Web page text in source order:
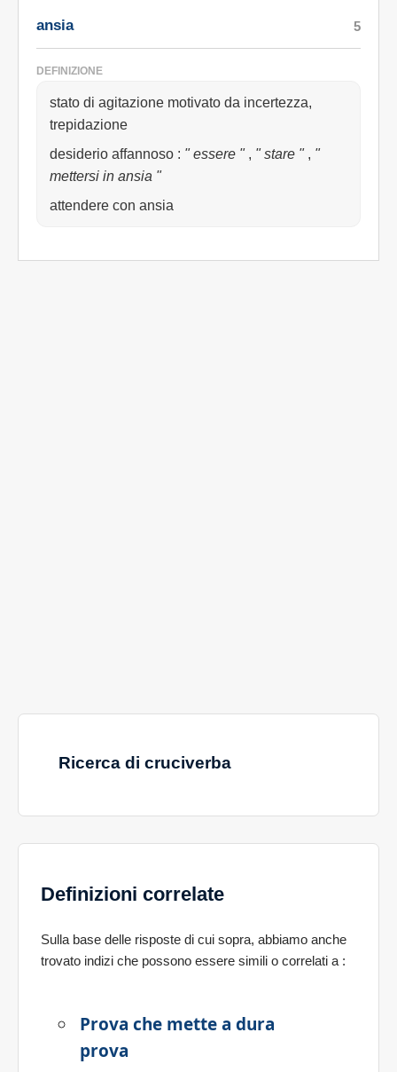
ansia
DEFINIZIONE
stato di agitazione motivato da incertezza,
trepidazione
desiderio affannoso : " essere " , " stare " , "
mettersi in ansia "
attendere con ansia
5
Ricerca di cruciverba
Definizioni correlate
Sulla base delle risposte di cui sopra, abbiamo anche
trovato indizi che possono essere simili o correlati a :
Prova che mette a dura
prova